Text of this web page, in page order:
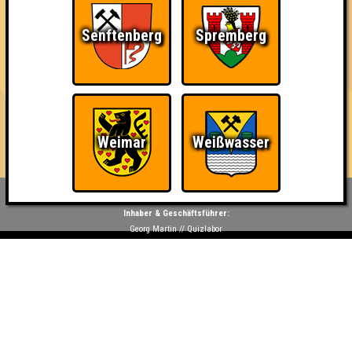
8
6. Al-Wissend
8
7. Syndikat
13 4
Inhaber & Geschäftsführer:
Georg Martin // Quizlabor
Senftenberg Spremberg
Weimar Weißwasser